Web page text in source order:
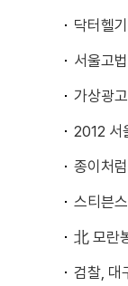
닥터헬
서울고
가상광
2012 서
종이처
스티븐
北 모란
검찰, 대